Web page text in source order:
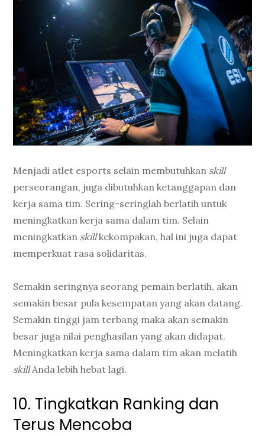
Menjadi atlet esports selain membutuhkan skill
perseorangan, juga dibutuhkan ketanggapan dan
kerja sama tim. Sering-seringlah berlatih untuk
meningkatkan kerja sama dalam tim. Selain
meningkatkan skillkekompakan, hal ini juga dapat
memperkuat rasa solidaritas.
Semakin seringnya seorang pemain berlatih, akan
semakin besar pula kesempatan yang akan datang.
Semakin tinggi jam terbang maka akan semakin
besar juga nilai penghasilan yang akan didapat.
Meningkatkan kerja sama dalam tim akan melatih
skillAnda lebih hebat lagi.
10. Tingkatkan Ranking dan
Terus Mencoba